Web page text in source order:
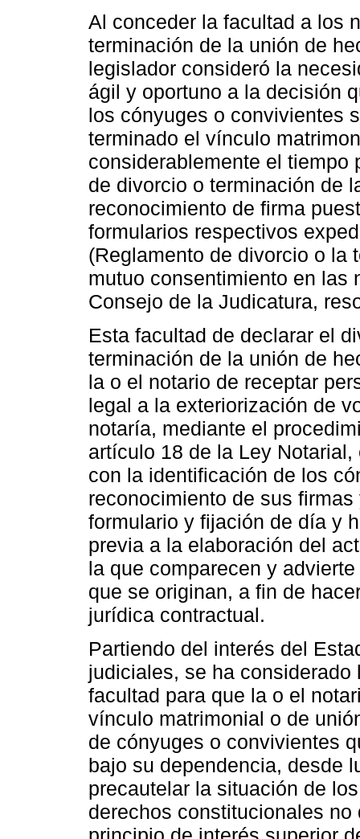
Al conceder la facultad a los
terminación de la unión de
legislador consideró la
ágil y oportuno a la decisión
los cónyuges o convivientes
terminado el vínculo
considerablemente el tiempo
de divorcio o terminación de
reconocimiento de firma
formularios respectivos
(Reglamento de divorcio o la
mutuo consentimiento en las
Consejo de la Judicatura,
Esta facultad de declarar el
terminación de la unión de
la o el notario de receptar
legal a la exteriorización de
notaría, mediante el
artículo 18 de la Ley
con la identificación de los
reconocimiento de sus
formulario y fijación de día y
previa a la elaboración del
la que comparecen y
que se originan, a fin de
jurídica contractual.
Partiendo del interés del
judiciales, se ha
facultad para que la o el
vínculo matrimonial o de
de cónyuges o convivientes
bajo su dependencia, desde
precautelar la situación de
derechos constitucionales